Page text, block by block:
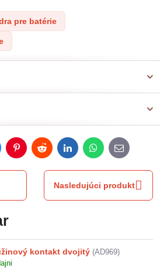
pre batérie
PinterestRedditLinkedInWhatsApp
E-
mail
Nasledujúci produkt
kontakt dvojitý (AD969)